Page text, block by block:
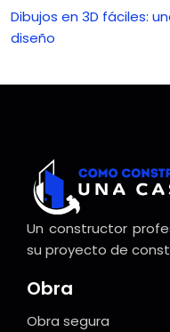
Dibujos en 3D fáciles:
diseño
Un constructor
su proyecto de
Obra
Obra segura